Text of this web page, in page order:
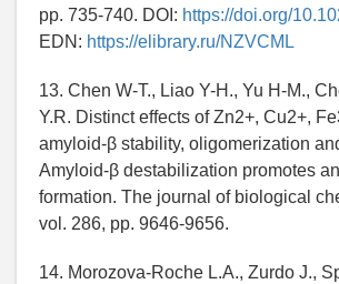
pp. 735-740. DOI: https://doi.org/
EDN: https://elibrary.ru/NZVCML
13. Chen W-T., Liao Y-H., Yu H-M.,
Y.R. Distinct effects of Zn2+, Cu2+,
amyloid-β stability, oligomerization
Amyloid-β destabilization promotes
formation. The journal of biological
vol. 286, pp. 9646-9656.
14. Morozova-Roche L.A., Zurdo J.,